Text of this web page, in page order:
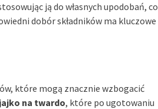
ją do własnych upodobań, co
dobór składników ma kluczowe
które mogą znacznie wzbogacić
jajko na twardo, które po ugotowaniu